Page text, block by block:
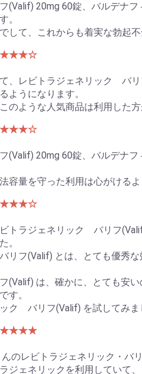
20mg 60錠、バルデナフ
。
して、これからも着実な勃起
、レビトラジェネリック バ
ようになります。
のような人気商品は利用した方
20mg 60錠、バルデナ
容量を守った利用は心がける
トラジェネリック バリフ
。
フ(Valif) とは、とても優秀
は、確かに、とても安
す。
ク バリフ(Valif) を試してみま
のレビトラジェネリック・バ
ジェネリックを利用していて